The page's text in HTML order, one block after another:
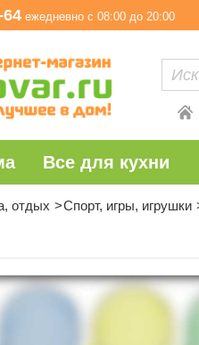
64 ежедневно с 08:00 до 20:00
Все для кухни
отдых Спорт, игры, игрушки